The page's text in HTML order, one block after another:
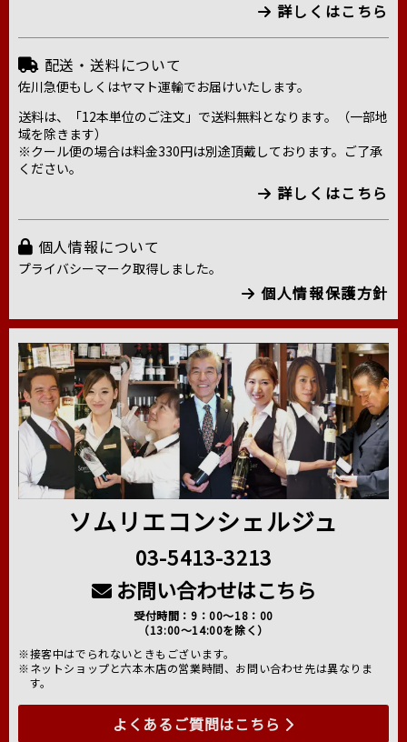
詳しくはこちら
配送・送料について
佐川急便もしくはヤマト運輸でお届けいたします。
送料は、「12本単位のご注文」で送料無料となります。（一部地
域を除きます）
※クール便の場合は料金330円は別途頂戴しております。ご了承
ください。
詳しくはこちら
個人情報について
プライバシーマーク取得しました。
個人情報保護方針
ソムリエコンシェルジュ
03-5413-3213
お問い合わせはこちら
受付時間：9：00～18：00
（13:00～14:00を除く）
※接客中はでられないときもございます。
※ネットショップと六本木店の営業時間、お問い合わせ先は異なりま
す。
よくあるご質問はこちら